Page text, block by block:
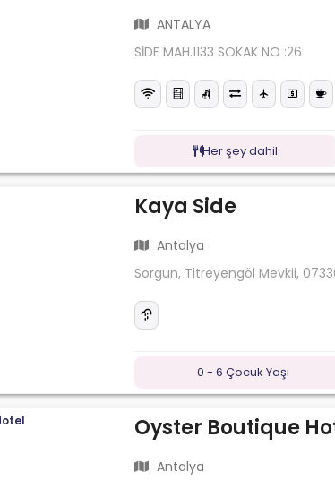
ANTALYA
SİDE MAH.1133 SOKAK NO :26
Her şey dahil
Kaya Side
Antalya
Sorgun, Titreyengöl Mevkii,
0 - 6 Çocuk Yaşı
Oyster Boutique
Antalya